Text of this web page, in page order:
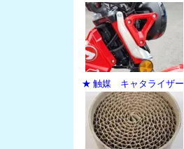
★ 触媒 キャタライザー